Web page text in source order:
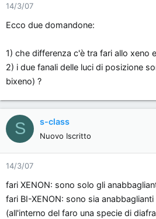
14/3/07
Ecco due domandone:
1) che differenza c'è tra fari allo xeno
2) i due fanali delle luci di posizione
bixeno) ?
S s-class
Nuovo Iscritto
14/3/07
fari XENON: sono solo gli
fari BI-XENON: sono sia
(all'interno del faro una specie di